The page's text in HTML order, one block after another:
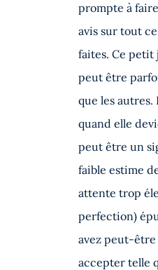
prompte à
avis sur tout
faites. Ce
peut être
que les autres.
quand elle
peut être un
faible estime
attente trop
perfection)
avez peut-être
accepter telle